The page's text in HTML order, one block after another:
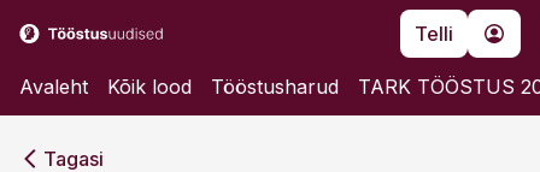
Telli
Avaleht Kõik lood Tööstusharud TARK TÖÖSTUS
Tagasi